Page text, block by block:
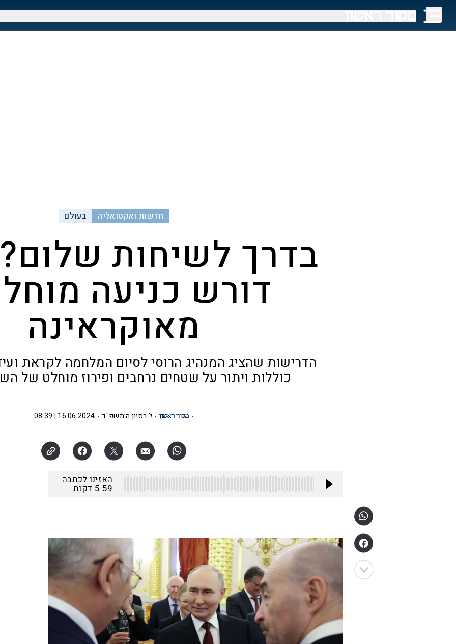
חדשות ואקטואליה בעולם
בדרך לשיחות שלום?
דורש כניעה
מאוקראינה
הדרישות שהציג המנהיג הרוסי לסיום המלחמה לקראת
כוללות ויתור על שטחים נרחבים ופירוז מוחלט של
י' בסיון ה׳תשפ"ד 16.06.2024 | 08:39
האזינו לכתבה
5:59 דקות